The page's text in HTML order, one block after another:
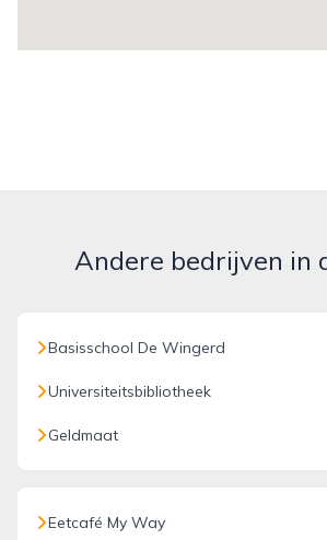
Andere bedrijven in
Basisschool De Wingerd
Universiteitsbibliotheek
Geldmaat
Eetcafé My Way